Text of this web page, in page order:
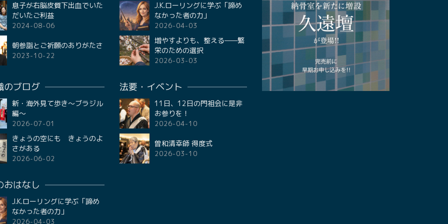
息子が右脳皮質下出血でいた
だいたご利益
2024-08-06
朝参詣とご祈願のありがたさ
2023-10-22
のブログ
新・海外見て歩き〜ブラジル
編〜
2026-07-01
きょうの空にも きょうのよ
さがある
2026-06-02
おはなし
J.K.ローリングに学ぶ「諦め
なかった者の力」
2026-04-03
J.K.ローリングに学ぶ「諦め
なかった者の力」
2026-04-03
増やすよりも、整える——繁
栄のための選択
2026-03-03
法要・イベント
11日、12日の門祖会に是非
お参りを！
2026-04-10
曽和清幸師 得度式
2026-03-10